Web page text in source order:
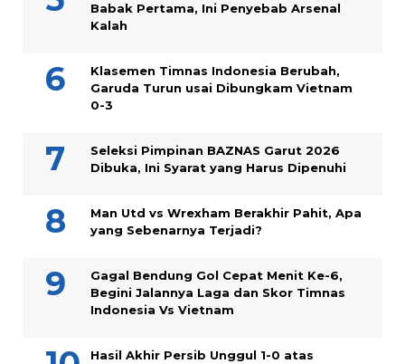
Babak Pertama, Ini Penyebab Arsenal
Kalah
Klasemen Timnas Indonesia Berubah,
Garuda Turun usai Dibungkam Vietnam
0-3
Seleksi Pimpinan BAZNAS Garut 2026
Dibuka, Ini Syarat yang Harus Dipenuhi
Man Utd vs Wrexham Berakhir Pahit, Apa
yang Sebenarnya Terjadi?
Gagal Bendung Gol Cepat Menit Ke-6,
Begini Jalannya Laga dan Skor Timnas
Indonesia Vs Vietnam
Hasil Akhir Persib Unggul 1-0 atas